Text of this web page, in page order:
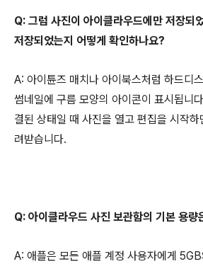
Q: 그럼 사진이 아이클라우드에만 저장되
저장되었는지 어떻게 확인하나요?
A: 아이튠즈 매치나 아이북스처럼 하드디
썸네일에 구름 모양의 아이콘이 표시됩니
결된 상태일 때 사진을 열고 편집을 시작
려받습니다.
Q: 아이클라우드 사진 보관함의 기본 용량
A: 애플은 모든 애플 계정 사용자에게